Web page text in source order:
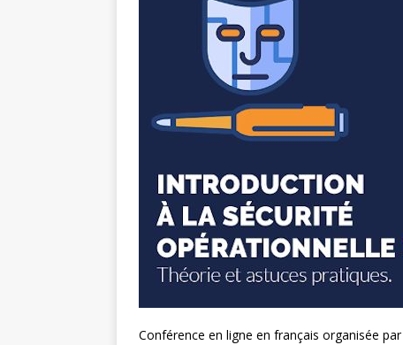
Conférence en ligne en français organisée par